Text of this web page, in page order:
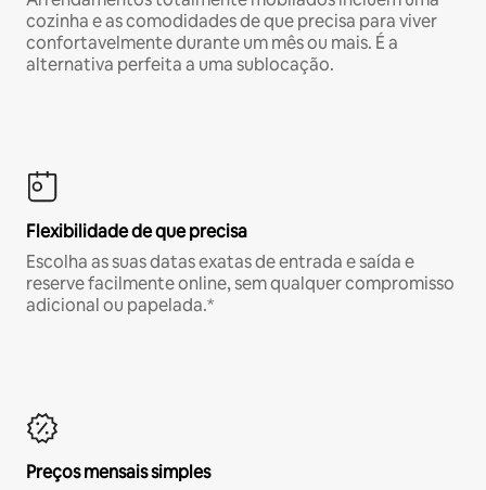
cozinha e as comodidades de que precisa para viver
confortavelmente durante um mês ou mais. É a
alternativa perfeita a uma sublocação.
Flexibilidade de que precisa
Escolha as suas datas exatas de entrada e saída e
reserve facilmente online, sem qualquer compromisso
adicional ou papelada.*
Preços mensais simples